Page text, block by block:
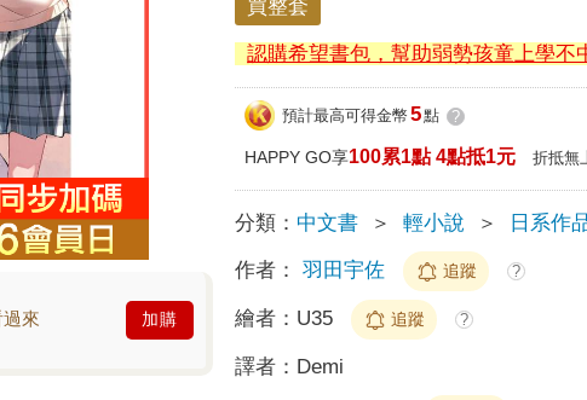
來 加購
買整套
認購希望書包，幫助弱勢孩童上學不
預計最高可得金幣 5點 ?
HAPPY GO享100累1點 4點抵1元 折抵無
分類： 中文書 ＞ 輕小說 ＞ 日系作
作者： 羽田宇佐 追蹤 ?
繪者： U35 追蹤 ?
譯者： Demi